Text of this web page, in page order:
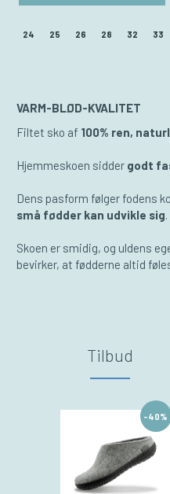
24 25 26 28 32 33
VARM-BLØD-KVALITET
Filtet sko af 100% ren,
Hjemmeskoen sidder godt
Dens pasform følger fodens
små fødder kan udvikle sig.
Skoen er smidig, og uldens
bevirker, at fødderne altid
Tilbud
-40%